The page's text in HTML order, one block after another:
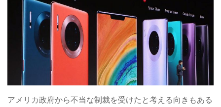
アメリカ政府から不当な制裁を受けたと考える向きもある